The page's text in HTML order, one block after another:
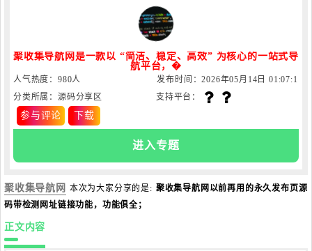
聚收集导航网是一款以 “简洁、稳定、高效” 为核心的一站式导
航平台，�
人气热度：980人
发布时间：2026年05月14日 01:07:1
1
支持平台：
分类所属：源码分享区
下载
参与评论
进入专题
聚收集导航网 本次为大家分享的是: 聚收集导航网以前再用的永久发布页源
码带检测网址链接功能，功能俱全；
正文内容